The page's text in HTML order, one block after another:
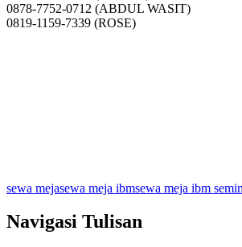
0878-7752-0712 (ABDUL WASIT)
0819-1159-7339 (ROSE)
sewa mejasewa meja ibmsewa meja ibm
Navigasi Tulisan